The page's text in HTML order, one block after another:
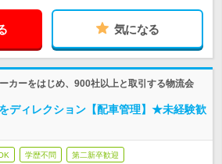
気になる
カーをはじめ、900社以上と取引する物流会
ディレクション【配車管理】★未経験歓
学歴不問 第二新卒歓迎